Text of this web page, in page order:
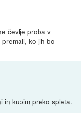
čevlje proba v
ko jih bo
in kupim preko spleta.